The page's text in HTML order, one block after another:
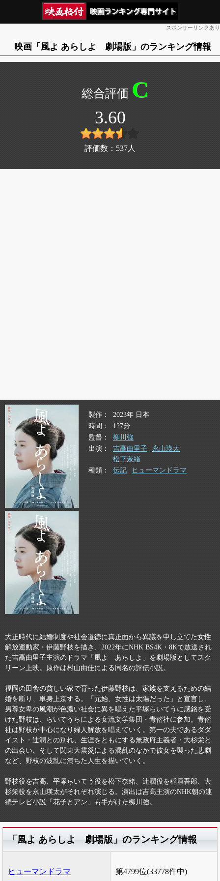
スポンサーリンクあり
映画「風よ あらしよ 劇場版」のランキング情報
C
3.60
評価数： 537 人
製作
2023年 日本
時間
127分
監督
柳川強
出演
吉高由里子
永山瑛太
松下奈緒
種類
伝記 ヒューマンドラマ
大正時代に結婚制度や社会道徳に真正面から異議を申し立てた女性
解放運動家・伊藤野枝を描き、2022年にNHK BS4K・8Kで放送され
た吉高由里子主演のドラマ「風よ あらしよ」を劇場版としてスク
リーン上映。原作は村山由佳による同名の評伝小説。
福岡の田舎の貧しい家で育った伊藤野枝は、家族を支えるための結
婚を断り、単身上京する。「元始、女性は太陽だった」と宣言し、
男尊女卑の風潮が色濃い社会に異を唱えた平塚らいてうに感銘を受
けた野枝は、らいてうらによる女流文学集団・青鞜社に参加。青鞜
社は野枝が中心になり婦人解放を唱えていく。第一の夫であるダダ
イスト・辻潤との別れ、生涯をともにする無政府主義者・大杉栄と
の出会い、そして関東大震災による混乱のなかで彼女を襲った悲劇
など、野枝の波乱に満ちた人生を描いていく。
野枝役を吉高、平塚らいてう役を松下奈緒、辻潤役を稲垣吾郎、大
杉栄役を永山瑛太がそれぞれ演じる。演出は吉高主演のNHK朝の連
続テレビ小説「花子とアン」も手がけた柳川強。
「風よ あらしよ 劇場版」のランキング情報
ヒューマンドラマ 第4799位(33778件中)